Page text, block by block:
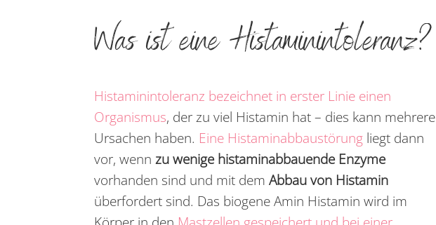
Was ist eine Histaminintoleranz?
Histaminintoleranz bezeichnet in erster Linie einen
Organismus, der zu viel Histamin hat – dies kann mehrere
Ursachen haben. Eine Histaminabbaustörung liegt dann
vor, wennzu wenige histaminabbauende Enzyme
vorhanden sind und mit dem Abbau von Histamin
überfordert sind. Das biogene Amin Histamin wird im